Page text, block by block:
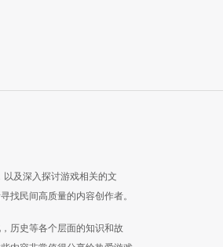
及深入探讨游戏相关的文
找民间高质量的内容创作者。
历史等各个层面的知识和故